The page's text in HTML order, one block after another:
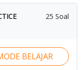
25 Soal
BELAJAR